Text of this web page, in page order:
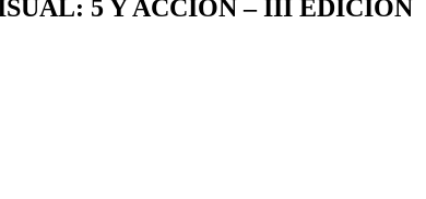
5 Y ACCIÓN – III EDICIÓN